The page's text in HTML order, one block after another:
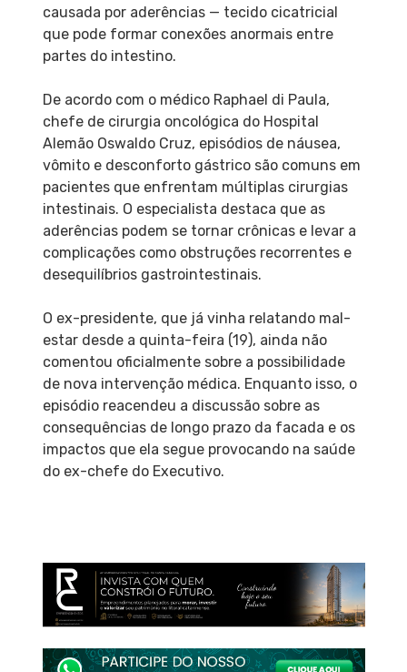
causada por aderências — tecido cicatricial
que pode formar conexões anormais entre
partes do intestino.
De acordo com o médico Raphael di Paula,
chefe de cirurgia oncológica do Hospital
Alemão Oswaldo Cruz, episódios de náusea,
vômito e desconforto gástrico são comuns em
pacientes que enfrentam múltiplas cirurgias
intestinais. O especialista destaca que as
aderências podem se tornar crônicas e levar a
complicações como obstruções recorrentes e
desequilíbrios gastrointestinais.
O ex-presidente, que já vinha relatando mal-
estar desde a quinta-feira (19), ainda não
comentou oficialmente sobre a possibilidade
de nova intervenção médica. Enquanto isso, o
episódio reacendeu a discussão sobre as
consequências de longo prazo da facada e os
impactos que ela segue provocando na saúde
do ex-chefe do Executivo.